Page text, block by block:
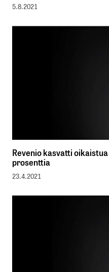
5.8.2021
Revenio kasvatti
prosenttia
23.4.2021